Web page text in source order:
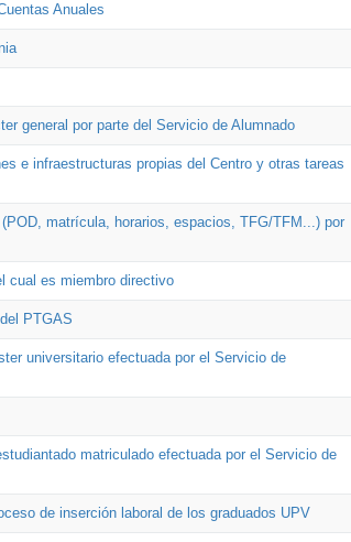
Anuales
general por parte del Servicio de Alumnado
e infraestructuras propias del Centro y otras tareas
matrícula, horarios, espacios, TFG/TFM...) por
cual es miembro directivo
PTGAS
universitario efectuada por el Servicio de
matriculado efectuada por el Servicio de
de inserción laboral de los graduados UPV